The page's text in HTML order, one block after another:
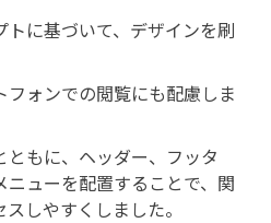
に基づいて、デザインを刷
ォンでの閲覧にも配慮しま
もに、ヘッダー、フッタ
ューを配置することで、関
しやすくしました。